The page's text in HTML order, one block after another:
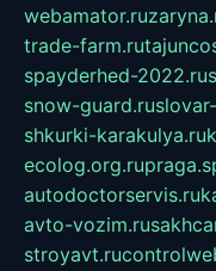
webamator.ru
trade-farm.ru
spayderhed-2022.ru
snow-guard.ru
shkurki-karakulya.ru
ecolog.org.ru
autodoctorservis.ru
avto-vozim.ru
stroyavt.ru